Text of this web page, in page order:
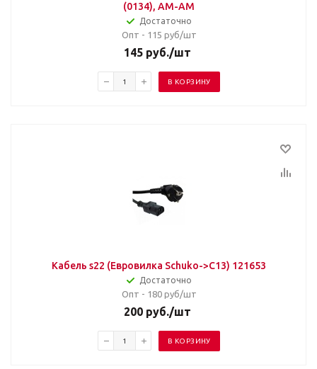
(0134), AM-AM
Достаточно
Опт - 115 руб/шт
145 руб./шт
В КОРЗИНУ
Кабель s22 (Евровилка Schuko->С13) 121653
Достаточно
Опт - 180 руб/шт
200 руб./шт
В КОРЗИНУ